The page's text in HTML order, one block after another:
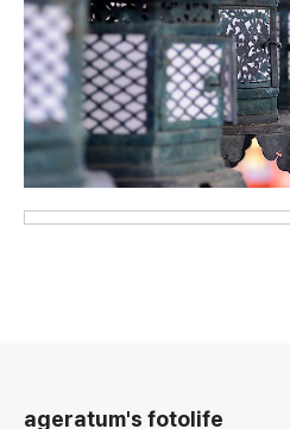
ageratum's fotolife